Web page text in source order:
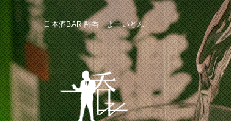
日本酒BAR 酔呑 よーいどん